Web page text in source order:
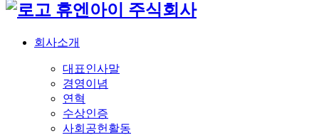
휴엔아이 주식회사
회사소개
대표인사말
경영이념
연혁
수상인증
사회공헌활동